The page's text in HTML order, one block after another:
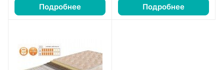
Подробнее Подробнее